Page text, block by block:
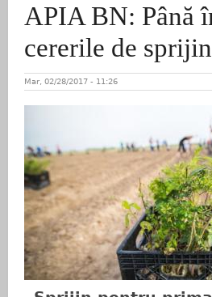
APIA BN: Până
cererile de
Mar, 02/28/2017 - 11:26